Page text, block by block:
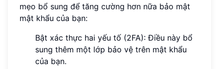
mẹo bổ sung để tăng cường hơn nữa bảo mật
mật khẩu của bạn:
Bật xác thực hai yếu tố (2FA): Điều này bổ
sung thêm một lớp bảo vệ trên mật khẩu
của bạn.